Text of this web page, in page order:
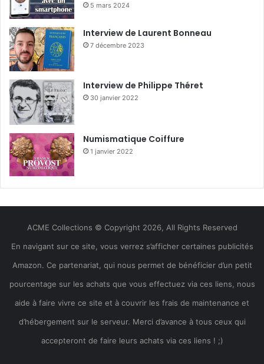
5 mars 2024
Interview de Laurent Bonneau
7 décembre 2023
Interview de Philippe Théret
30 janvier 2022
Numismatique Coiffure
1 janvier 2022
ACME Collections © Copyright 2026, All Rights Reserved
En navigant sur ce site, vous verrez s’afficher certaines publicités
Amazon. Ce partenariat, qui nous permet de bénéficier d’un petit
pourcentage sur les achats que vous effectuez via ces liens, nous
aide à faire vivre ce site et à couvrir les frais de maintenance et
d’hébergement sur le serveur. Merci d’avance à tous ceux qui
accepteront de faire leurs achats via ces liens ! ;)